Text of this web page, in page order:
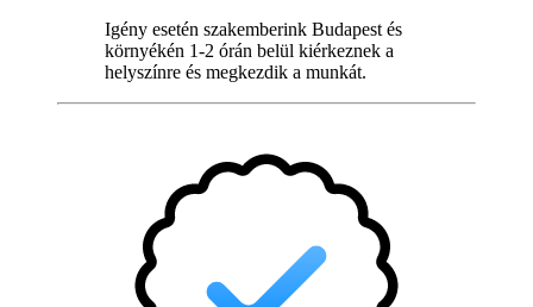
Igény esetén szakemberink Budapest és
környékén 1-2 órán belül kiérkeznek a
helyszínre és megkezdik a munkát.